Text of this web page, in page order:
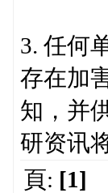
3. 任何
存在加
知，并
研资讯
頁: [1]